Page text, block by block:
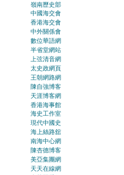
嶺南歷史部
中國海交會
香港海交會
中外關係會
數位華語網
半省堂網站
上弦清音網
太史政網頁
王朝網路網
陳自強博客
天涯博客網
香港海事館
海史工作室
現代中國史
海上絲路舘
南海中心網
陳杏德博客
美亞集團網
天天在線網